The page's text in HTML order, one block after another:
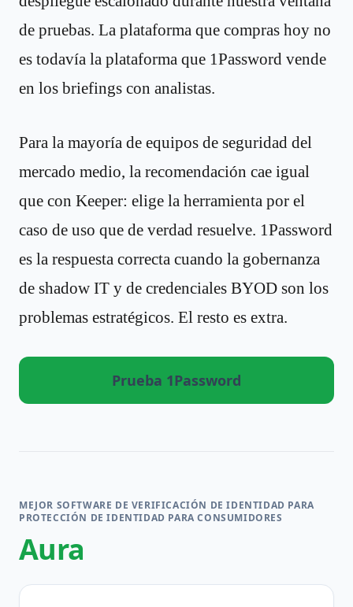
de pruebas. La plataforma que compras hoy no
es todavía la plataforma que 1Password vende
en los briefings con analistas.
Para la mayoría de equipos de seguridad del
mercado medio, la recomendación cae igual
que con Keeper: elige la herramienta por el
caso de uso que de verdad resuelve. 1Password
es la respuesta correcta cuando la gobernanza
de shadow IT y de credenciales BYOD son los
problemas estratégicos. El resto es extra.
Prueba 1Password
MEJOR SOFTWARE DE VERIFICACIÓN DE IDENTIDAD PARA
PROTECCIÓN DE IDENTIDAD PARA CONSUMIDORES
Aura